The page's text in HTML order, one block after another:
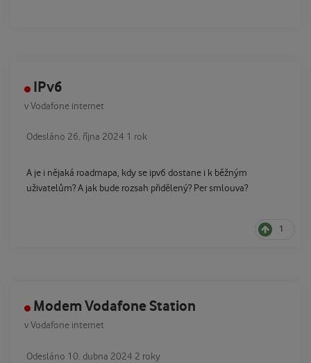
IPv6
vVodafone internet
Odesláno 26. října 2024 1 rok
A je i nějaká roadmapa, kdy se ipv6 dostane i k běžným
uživatelům? A jak bude rozsah přidělený? Per smlouva?
1
Modem Vodafone Station
vVodafone internet
Odesláno 10. dubna 2024 2 roky